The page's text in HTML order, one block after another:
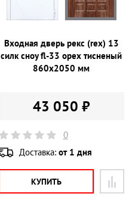
Входная дверь рекс (rex) 13
силк сноу fl-33 орех тисненый
860х2050 мм
43 050 ₽
0
Доставка: от 1 дня
КУПИТЬ